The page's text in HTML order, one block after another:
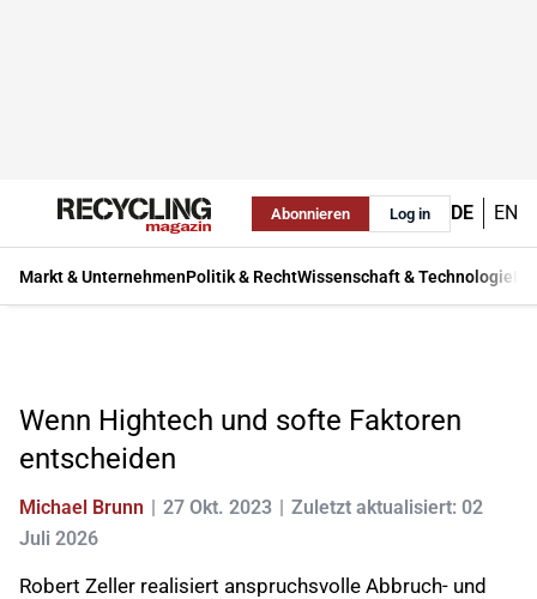
Abonnieren Log in DE EN
Markt & UnternehmenPolitik & RechtWissenschaft & Technologie
Wenn Hightech und softe Faktoren
entscheiden
Michael Brunn 27 Okt. 2023
Zuletzt aktualisiert: 02
Juli 2026
Robert Zeller realisiert anspruchsvolle Abbruch- und